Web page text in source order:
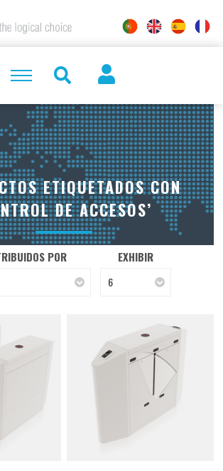
ETIQUETADOS CON
DE ACCESOS’
POR EXHIBIR
6